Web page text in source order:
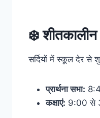
❄️
सर्दियों में स्कूल देर से
प्रार्थना सभा:
कक्षाएं: 9:00 से